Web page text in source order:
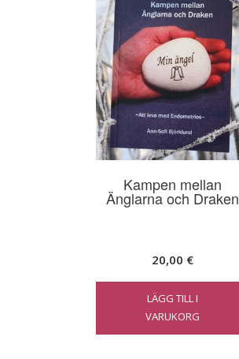
Kampen mellan
Änglarna och Draken
20,00 €
LÄGG TILL I
VARUKORG